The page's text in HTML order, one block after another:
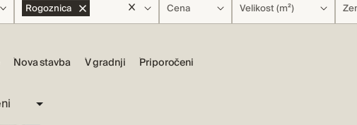
Rogoznica Cena Velikost (m²)
Nova stavba V gradnji Priporočeni